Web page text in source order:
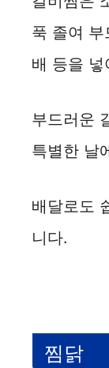
푹 졸여
배 등을 넣
부드러운
특별한 날
배달로도
니다.
찜닭